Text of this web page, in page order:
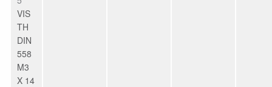
VIS
TH
DIN
558
M3
X 14